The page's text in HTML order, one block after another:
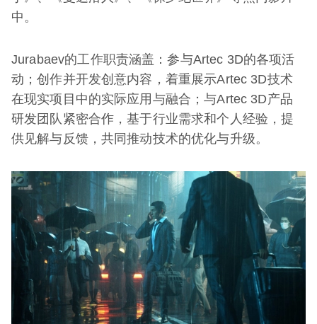
中。
Jurabaev的工作职责涵盖：参与Artec 3D的各项活
动；创作并开发创意内容，着重展示Artec 3D技术
在现实项目中的实际应用与融合；与Artec 3D产品
研发团队紧密合作，基于行业需求和个人经验，提
供见解与反馈，共同推动技术的优化与升级。